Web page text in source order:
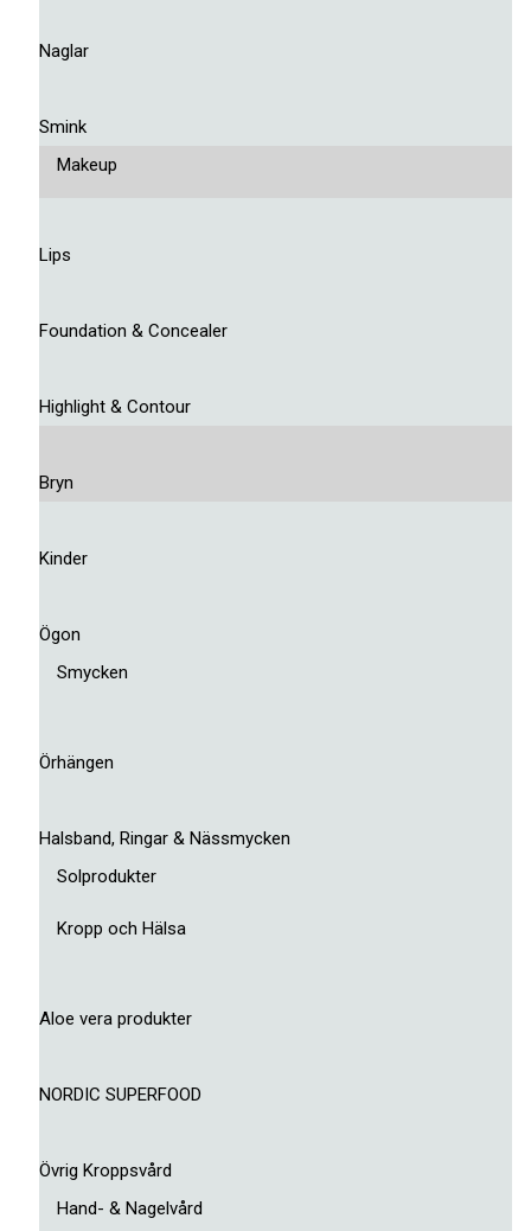
Naglar
Smink
Makeup
Lips
Foundation & Concealer
Highlight & Contour
Bryn
Kinder
Ögon
Smycken
Örhängen
Halsband, Ringar & Nässmycken
Solprodukter
Kropp och Hälsa
Aloe vera produkter
NORDIC SUPERFOOD
Övrig Kroppsvård
Hand- & Nagelvård